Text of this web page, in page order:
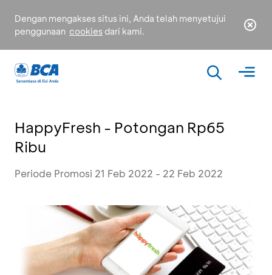
Dengan mengakses situs ini, Anda telah menyetujui
penggunaan cookies dari kami.
HappyFresh - Potongan Rp65
Ribu
Periode Promosi 21 Feb 2022 - 22 Feb 2022